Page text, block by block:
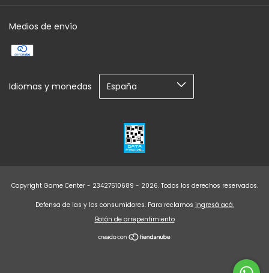
Medios de envío
Idiomas y monedas
Copyright Game Center - 23427510689 - 2026. Todos los derechos reservados.
Defensa de las y los consumidores. Para reclamos ingresá acá.
Botón de arrepentimiento